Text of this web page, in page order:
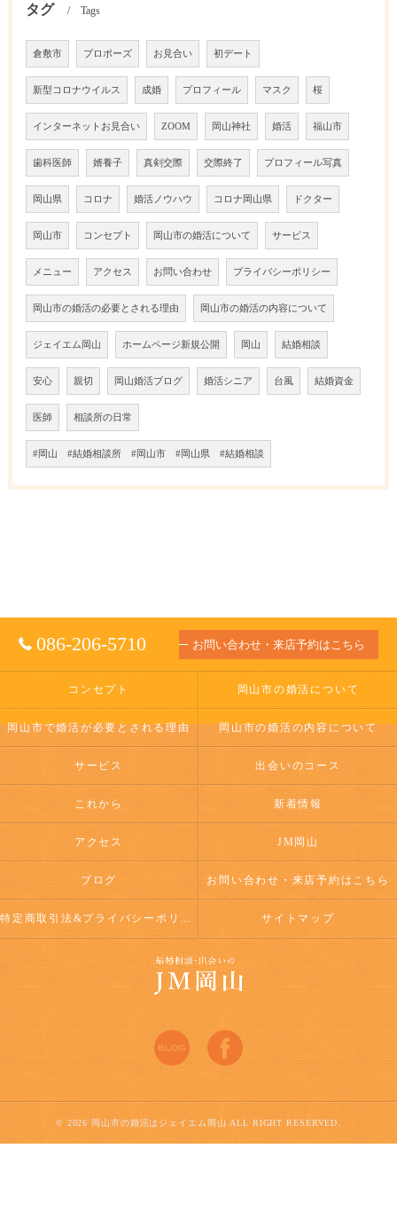
タグ Tags
倉敷市 プロポーズ お見合い 初デート
新型コロナウイルス 成婚 プロフィール マスク 桜
インターネットお見合い ZOOM 岡山神社 婚活 福山市
歯科医師 婿養子 真剣交際 交際終了 プロフィール写真
岡山県 コロナ 婚活ノウハウ コロナ岡山県 ドクター
岡山市 コンセプト 岡山市の婚活について サービス
メニュー アクセス お問い合わせ プライバシーポリシー
岡山市の婚活の必要とされる理由 岡山市の婚活の内容について
ジェイエム岡山 ホームページ新規公開 岡山 結婚相談
安心 親切 岡山婚活ブログ 婚活シニア 台風 結婚資金
医師 相談所の日常
#岡山 #結婚相談所 #岡山市 #岡山県 #結婚相談
086-206-5710 お問い合わせ・来店予約はこちら
コンセプト 岡山市の婚活について
岡山市で婚活が必要とされる理由 岡山市の婚活の内容について
サービス 出会いのコース
これから 新着情報
アクセス JM岡山
ブログ お問い合わせ・来店予約はこちら
特定商取引法&プライバシーポリシー サイトマップ
© 2026 岡山市の婚活はジェイエム岡山 ALL RIGHT RESERVED.